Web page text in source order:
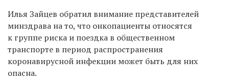
Илья Зайцев обратил внимание представителей
минздрава на то, что онкопациенты относятся
к группе риска и поездка в общественном
транспорте в период распространения
коронавирусной инфекции может быть для них
опасна.